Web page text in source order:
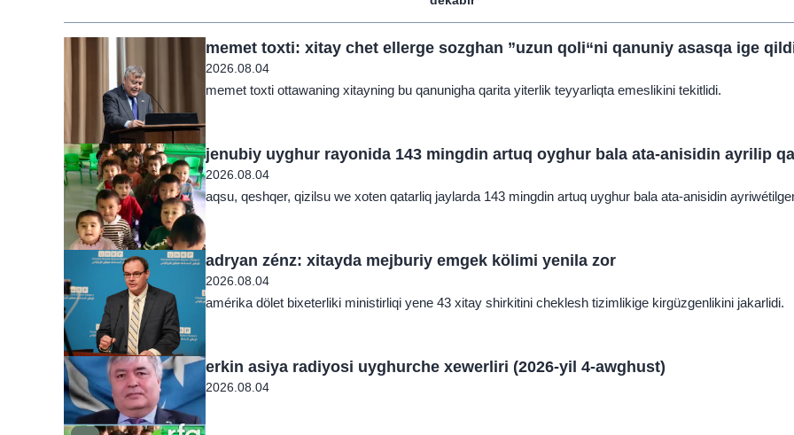
memet toxti: xitay chet ellerge sozghan ”uzun qoli“ni qanuniy asasqa ige
2026.08.04
memet toxti ottawaning xitayning bu qanunigha qarita yiterlik teyyarliqta emeslikini tekitlidi.
jenubiy uyghur rayonida 143 mingdin artuq oyghur bala ata-anisidin ayrilip
2026.08.04
aqsu, qeshqer, qizilsu we xoten qatarliq jaylarda 143 mingdin artuq uyghur bala ata-anisidin
adryan zénz: xitayda mejburiy emgek kölimi yenila zor
2026.08.04
amérika dölet bixeterliki ministirliqi yene 43 xitay shirkitini cheklesh tizimlikige kirgüzgenlikini jakarlidi.
erkin asiya radiyosi uyghurche xewerliri (2026-yil 4-awghust)
2026.08.04